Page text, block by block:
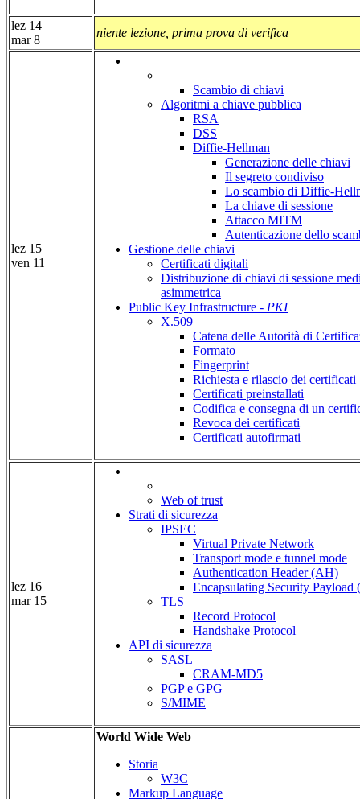
lez 14
mar 8
niente lezione, prima prova di verifica
lez 15
ven 11
Scambio di chiavi
Algoritmi a chiave pubblica
RSA
DSS
Diffie-Hellman
Generazione delle chiavi
Il segreto condiviso
Lo scambio di Diffie-
La chiave di sessione
Attacco MITM
Autenticazione dello
Gestione delle chiavi
Certificati digitali
Distribuzione di chiavi di sessione
asimmetrica
Public Key Infrastructure - PKI
X.509
Catena delle Autorità di
Formato
Fingerprint
Richiesta e rilascio dei certificati
Certificati preinstallati
Codifica e consegna di un
Revoca dei certificati
Certificati autofirmati
lez 16
mar 15
Web of trust
Strati di sicurezza
IPSEC
Virtual Private Network
Transport mode e tunnel mode
Authentication Header (AH)
Encapsulating Security Payload
TLS
Record Protocol
Handshake Protocol
API di sicurezza
SASL
CRAM-MD5
PGP e GPG
S/MIME
World Wide Web
Storia
W3C
Markup Language